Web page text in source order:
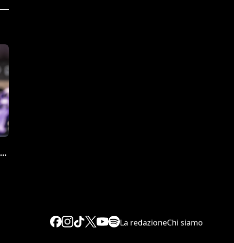
La redazioneChi siamo